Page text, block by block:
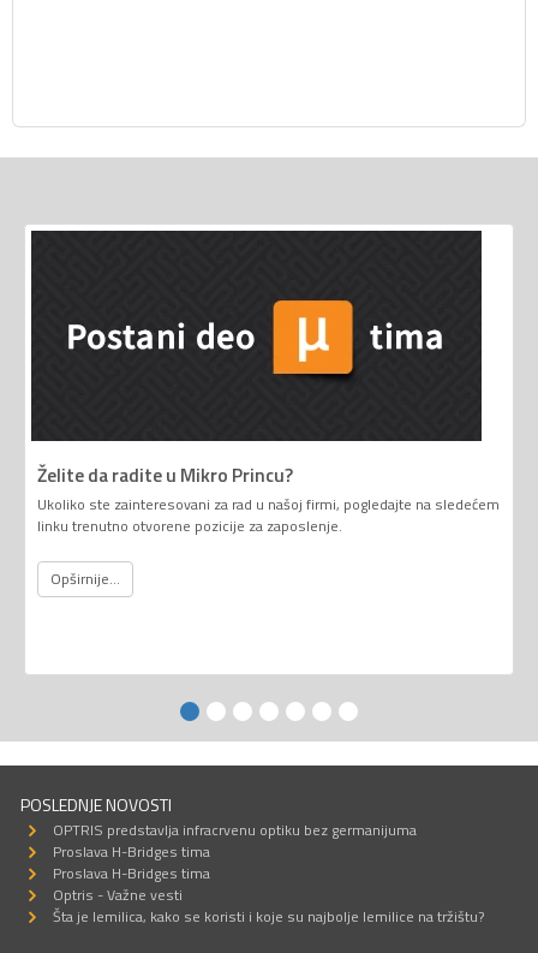
Želite da radite u Mikro Princu?
Ukoliko ste zainteresovani za rad u našoj firmi, pogledajte na sledećem
linku trenutno otvorene pozicije za zaposlenje.
Opširnije...
POSLEDNJE NOVOSTI
OPTRIS predstavlja infracrvenu optiku bez germanijuma
Proslava H-Bridges tima
Proslava H-Bridges tima
Optris - Važne vesti
Šta je lemilica, kako se koristi i koje su najbolje lemilice na tržištu?